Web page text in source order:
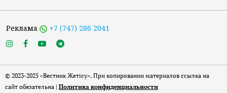
Реклама +7 (747) 286 2041
© 2023-2025 «Вестник Жетісу». При копировании материалов ссылка на
сайт обязательна | Политика конфиденциальности